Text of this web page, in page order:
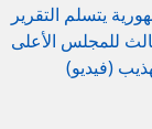
يتسلم التقرير
للمجلس الأعلى
(فيديو)